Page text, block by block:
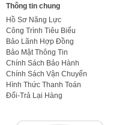
Thông tin chung
Hồ Sơ Năng Lực
Công Trình Tiêu Biểu
Bảo Lãnh Hợp Đồng
Bảo Mật Thông Tin
Chính Sách Bảo Hành
Chính Sách Vận Chuyển
Hình Thức Thanh Toán
Đổi-Trả Lại Hàng